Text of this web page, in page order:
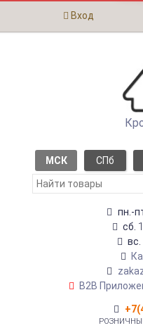
Вход
МСК СПб
пн.-
сб.
вс.
B2B